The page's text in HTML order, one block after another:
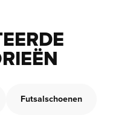
Futsalschoenen